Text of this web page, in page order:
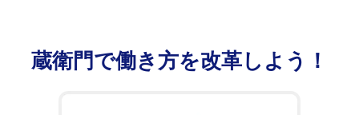
蔵衛門で働き方を改革しよう！